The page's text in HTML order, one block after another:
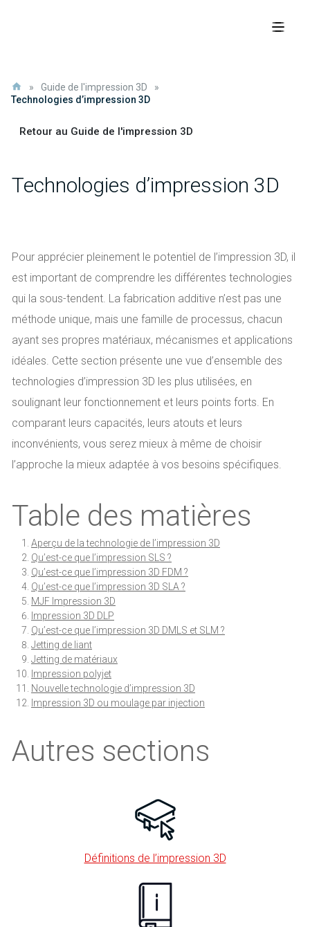
» Guide de l'impression 3D
»
Technologies d’impression 3D
Retour au Guide de l'impression 3D
Technologies d’impression 3D
Pour apprécier pleinement le potentiel de l’impression 3D, il
est important de comprendre les différentes technologies
qui la sous-tendent. La fabrication additive n’est pas une
méthode unique, mais une famille de processus, chacun
ayant ses propres matériaux, mécanismes et applications
idéales. Cette section présente une vue d’ensemble des
technologies d’impression 3D les plus utilisées, en
soulignant leur fonctionnement et leurs points forts. En
comparant leurs capacités, leurs atouts et leurs
inconvénients, vous serez mieux à même de choisir
l’approche la mieux adaptée à vos besoins spécifiques.
Table des matières
Aperçu de la technologie de l’impression 3D
Qu’est-ce que l’impression SLS ?
Qu’est-ce que l’impression 3D FDM ?
Qu’est-ce que l’impression 3D SLA ?
MJF Impression 3D
Impression 3D DLP
Qu’est-ce que l’impression 3D DMLS et SLM ?
Jetting de liant
Jetting de matériaux
Impression polyjet
Nouvelle technologie d’impression 3D
Impression 3D ou moulage par injection
Autres sections
Définitions de l’impression 3D